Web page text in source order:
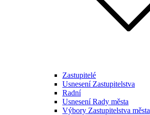
Zastupitelé
Usnesení Zastupitelstva
Radní
Usnesení Rady města
Výbory Zastupitelstva města